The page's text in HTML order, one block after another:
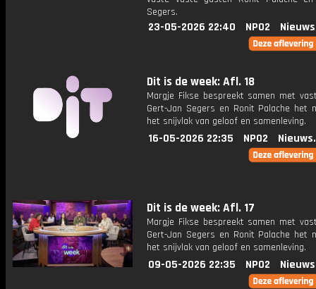
Segers.
23-05-2026 22:40 NPO2
Dit is de week: Afl. 18
Margje Fikse bespreekt samen met
Gert-Jan Segers en Ronit Palache het
het snijvlak van geloof en samenleving.
16-05-2026 22:35 NPO2
Dit is de week: Afl. 17
Margje Fikse bespreekt samen met
Gert-Jan Segers en Ronit Palache het
het snijvlak van geloof en samenleving.
09-05-2026 22:35 NPO2